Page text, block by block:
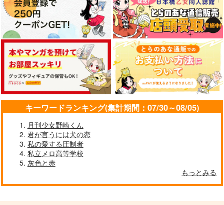
レミニスの旅人
地球庭園
1,100円（税込）
オルシュファン×光の戦士♀
サンプル
作品詳細
せぴどんぷらすまとめ
ぼん２
哀埋恋情
629円 （税込）
セフィロス
サンプル
作品詳細
シャアシャリイラスト
まとめ本
After Prism
2,200円（税込）
シャア×シャリア
サンプル
作品詳細
キーワードランキング(集計期間：07/30～08/05)
月刊少女野崎くん
君が言うには犬の恋
私の愛する圧制者
私立メロ高等学校
灰色と赤
もっとみる